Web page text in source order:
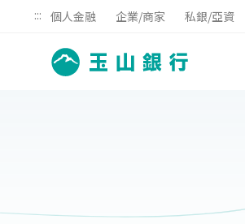
::: 個人金融 企業/商家 私銀/亞資